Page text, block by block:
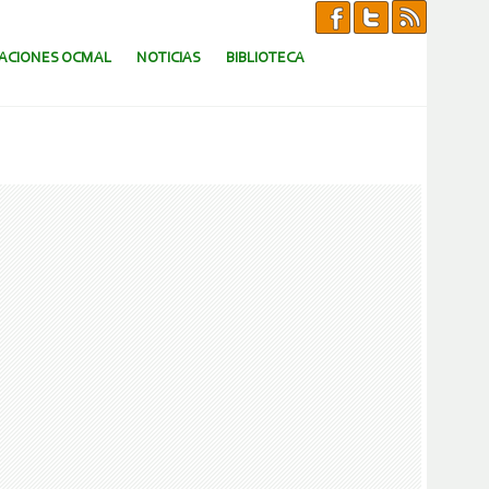
OCMAL NOTICIAS BIBLIOTECA